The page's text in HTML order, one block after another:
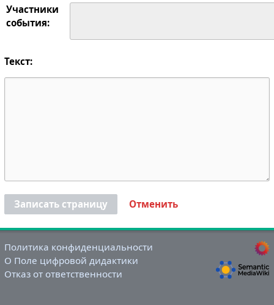
Участники
события:
Текст:
Записать страницу Отменить
Политика конфиденциальности
О Поле цифровой дидактики
Отказ от ответственности